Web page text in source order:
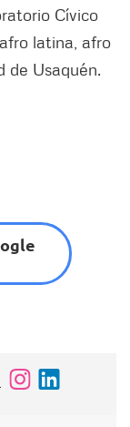
Cívico
latina, afro
de Usaquén.